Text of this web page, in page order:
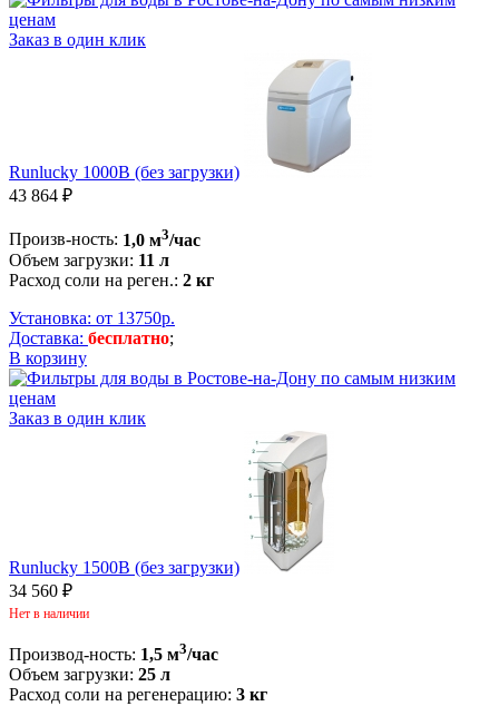
Заказ в один клик
Runlucky 1000B (без загрузки)
43 864 ₽
Произв-ность: 1,0 м3/час
Объем загрузки: 11 л
Расход соли на реген.: 2 кг
Установка: от 13750р.
Доставка: бесплатно;
В корзину
Заказ в один клик
Runlucky 1500B (без загрузки)
34 560 ₽
Нет в наличии
Производ-ность: 1,5 м3/час
Объем загрузки: 25 л
Расход соли на регенерацию: 3 кг